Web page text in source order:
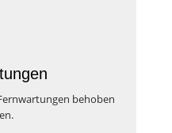
behoben